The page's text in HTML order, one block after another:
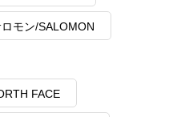
モン/SALOMON
FACE